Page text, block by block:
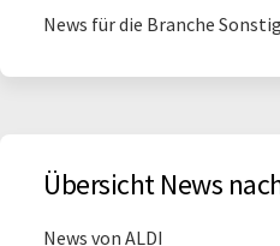
News für die Branche
Übersicht News
News von ALDI